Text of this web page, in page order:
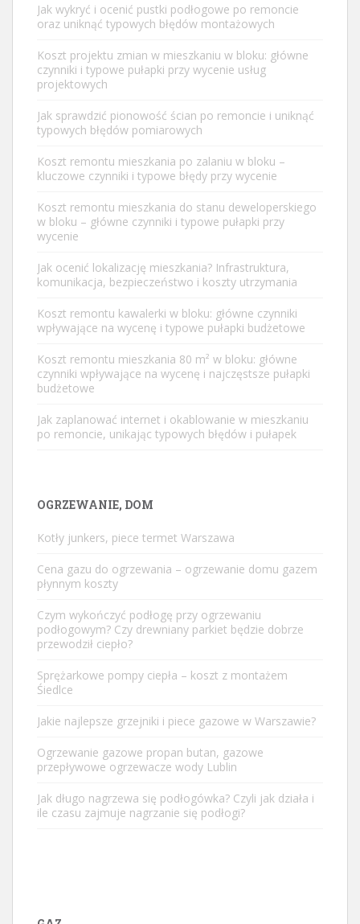
Jak wykryć i ocenić pustki podłogowe po remoncie
oraz uniknąć typowych błędów montażowych
Koszt projektu zmian w mieszkaniu w bloku: główne
czynniki i typowe pułapki przy wycenie usług
projektowych
Jak sprawdzić pionowość ścian po remoncie i uniknąć
typowych błędów pomiarowych
Koszt remontu mieszkania po zalaniu w bloku –
kluczowe czynniki i typowe błędy przy wycenie
Koszt remontu mieszkania do stanu deweloperskiego
w bloku – główne czynniki i typowe pułapki przy
wycenie
Jak ocenić lokalizację mieszkania? Infrastruktura,
komunikacja, bezpieczeństwo i koszty utrzymania
Koszt remontu kawalerki w bloku: główne czynniki
wpływające na wycenę i typowe pułapki budżetowe
Koszt remontu mieszkania 80 m² w bloku: główne
czynniki wpływające na wycenę i najczęstsze pułapki
budżetowe
Jak zaplanować internet i okablowanie w mieszkaniu
po remoncie, unikając typowych błędów i pułapek
OGRZEWANIE, DOM
Kotły junkers, piece termet Warszawa
Cena gazu do ogrzewania – ogrzewanie domu gazem
płynnym koszty
Czym wykończyć podłogę przy ogrzewaniu
podłogowym? Czy drewniany parkiet będzie dobrze
przewodził ciepło?
Sprężarkowe pompy ciepła – koszt z montażem
Śiedlce
Jakie najlepsze grzejniki i piece gazowe w Warszawie?
Ogrzewanie gazowe propan butan, gazowe
przepływowe ogrzewacze wody Lublin
Jak długo nagrzewa się podłogówka? Czyli jak działa i
ile czasu zajmuje nagrzanie się podłogi?